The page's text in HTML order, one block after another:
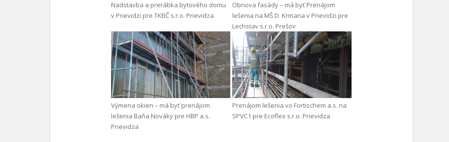
Nadstavba a prerábka bytového domu
v Prievidzi pre TKBČ s.r.o. Prievidza
Obnova fasády – má byť Prenájom
lešenia na MŠ D. Krmana v Prievidzi pre
Lechstav s.r.o. Prešov
Výmena okien – má byť prenájom
lešenia Baňa Nováky pre HBP a.s.
Prievidza
Prenájom lešenia vo Fortischem a.s. na
SPVC1 pre Ecoflex s.r.o. Prievidza